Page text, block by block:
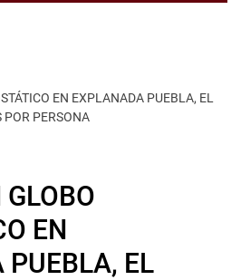
EN EXPLANADA PUEBLA, EL
POR PERSONA
EN
PUEBLA, EL